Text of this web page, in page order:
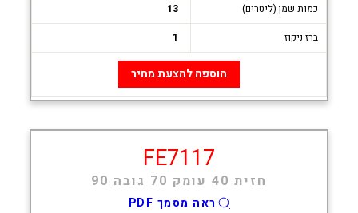
כמות שמן (ליטרים)
13
ברז ניקוז
1
הוספה להצעת מחיר
FE7117
חזית 40 עומק 70 גובה 90
ראה מסמך PDF